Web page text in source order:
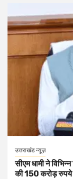
उत्तराखंड न्यूज़
सीएम धामी ने
की 150 करोड़ रुपये